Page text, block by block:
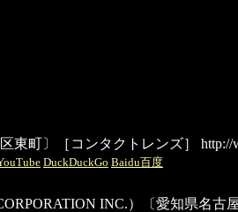
東町〕［コンタクトレンズ］ http://
DuckDuckGo Baidu百度
INC.）〔愛知県名古